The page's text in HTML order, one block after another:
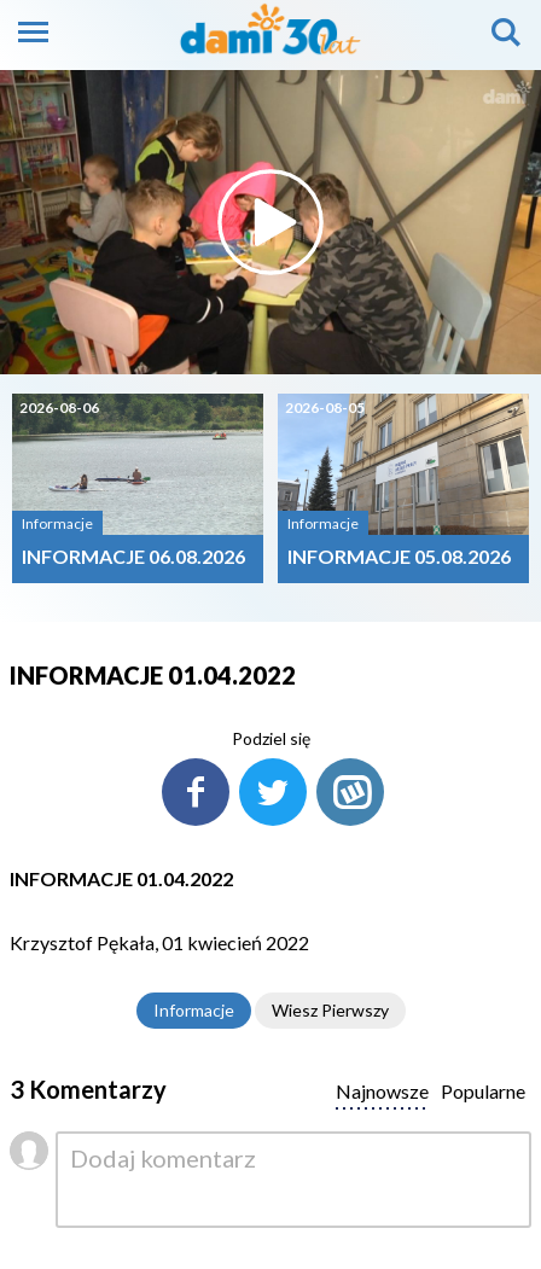
2026-08-06
Informacje
INFORMACJE 06.08.2026
2026-08-05
Informacje
INFORMACJE 05.08.2026
INFORMACJE 01.04.2022
Podziel się
INFORMACJE 01.04.2022
Krzysztof Pękała, 01 kwiecień 2022
Informacje Wiesz Pierwszy
3 Komentarzy Popularne
Najnowsze